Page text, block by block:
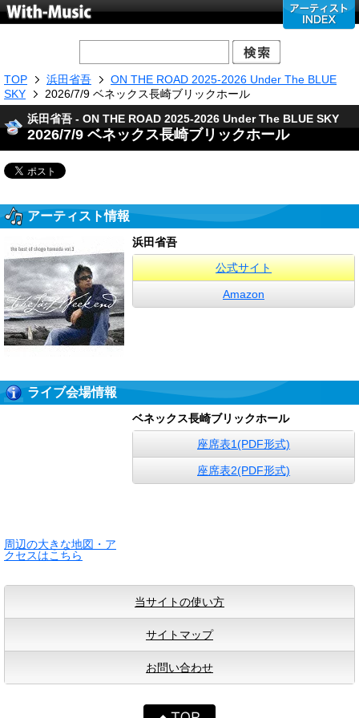
TOP 浜田省吾
ON THE ROAD 2025-2026 Under The BLUE
SKY
2026/7/9 ベネックス長崎ブリックホール
浜田省吾 - ON THE ROAD 2025-2026 Under The BLUE SKY
2026/7/9 ベネックス長崎ブリックホール
アーティスト情報
浜田省吾
公式サイト
Amazon
ライブ会場情報
周辺の大きな地図・ア
クセスはこちら
ベネックス長崎ブリックホール
座席表1(PDF形式)
座席表2(PDF形式)
当サイトの使い方
サイトマップ
お問い合わせ